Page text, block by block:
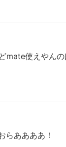
mate使えやん
らああああ！